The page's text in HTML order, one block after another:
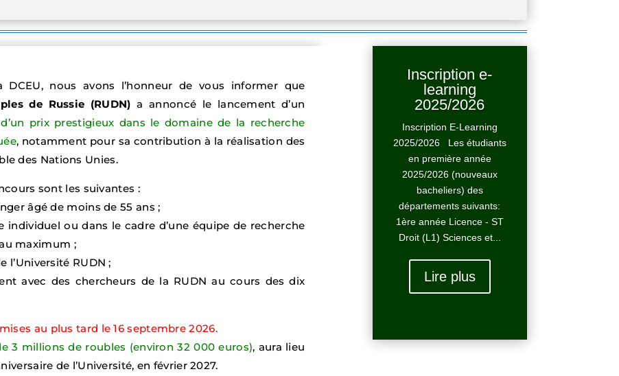
nous avons l’honneur de vous informer que
de Russie (RUDN) a annoncé le lancement d’un
prix prestigieux dans le domaine de la recherche
, notamment pour sa contribution à la réalisation des
des Nations Unies.
sont les suivantes :
âgé de moins de 55 ans ;
individuel ou dans le cadre d’une équipe de recherche
maximum ;
l’Université RUDN ;
avec des chercheurs de la RUDN au cours des dix
au plus tard le 16 septembre 2026.
3 millions de roubles (environ 32 000 euros), aura lieu
de l’Université, en février 2027.
Inscription e-
learning
2025/2026
Inscription E-Learning
2025/2026 Les étudiants
en première année
2025/2026 (nouveaux
bacheliers) des
départements suivants:
1ère année Licence - ST
Droit (L1) Sciences et...
Lire plus